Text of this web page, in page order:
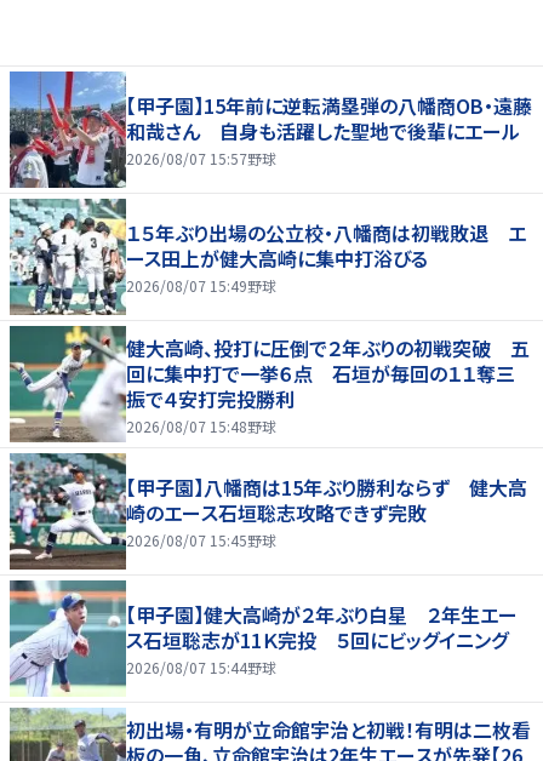
【甲子園】15年前に逆転満塁弾の八幡商OB・遠藤
和哉さん 自身も活躍した聖地で後輩にエール
2026/08/07 15:57野球
１５年ぶり出場の公立校・八幡商は初戦敗退 エ
ース田上が健大高崎に集中打浴びる
2026/08/07 15:49野球
健大高崎、投打に圧倒で２年ぶりの初戦突破 五
回に集中打で一挙６点 石垣が毎回の１１奪三
振で４安打完投勝利
2026/08/07 15:48野球
【甲子園】八幡商は15年ぶり勝利ならず 健大高
崎のエース石垣聡志攻略できず完敗
2026/08/07 15:45野球
【甲子園】健大高崎が２年ぶり白星 ２年生エー
ス石垣聡志が11Ｋ完投 ５回にビッグイニング
2026/08/07 15:44野球
初出場・有明が立命館宇治と初戦！有明は二枚看
板の一角、立命館宇治は2年生エースが先発【26